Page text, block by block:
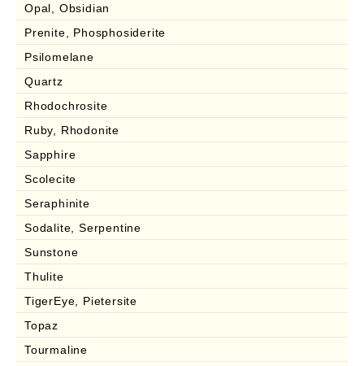
Opal, Obsidian
Prenite, Phosphosiderite
Psilomelane
Quartz
Rhodochrosite
Ruby, Rhodonite
Sapphire
Scolecite
Seraphinite
Sodalite, Serpentine
Sunstone
Thulite
TigerEye, Pietersite
Topaz
Tourmaline